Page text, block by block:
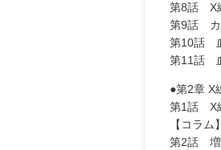
第8話 X
第9話 カ
第10話
第11話
●第2章 X
第1話 X
【コラ
第2話 増